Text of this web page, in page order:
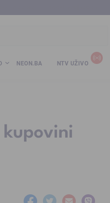
NEON.BA NTV UŽIVO